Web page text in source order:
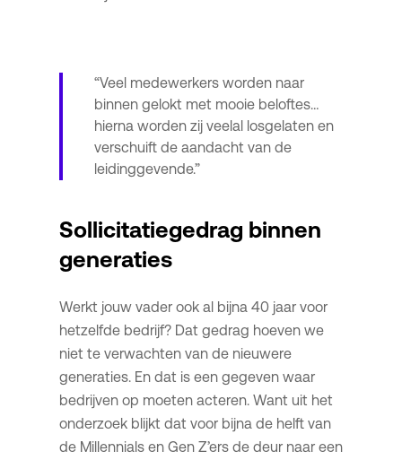
“Veel medewerkers worden naar
binnen gelokt met mooie beloftes…
hierna worden zij veelal losgelaten en
verschuift de aandacht van de
leidinggevende.”
Sollicitatiegedrag binnen
generaties
Werkt jouw vader ook al bijna 40 jaar voor
hetzelfde bedrijf? Dat gedrag hoeven we
niet te verwachten van de nieuwere
generaties. En dat is een gegeven waar
bedrijven op moeten acteren. Want uit het
onderzoek blijkt dat voor bijna de helft van
de Millennials en Gen Z’ers de deur naar een